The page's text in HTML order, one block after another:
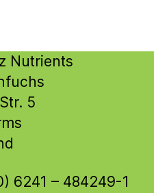
Nutrients
5
6241 – 484249-1